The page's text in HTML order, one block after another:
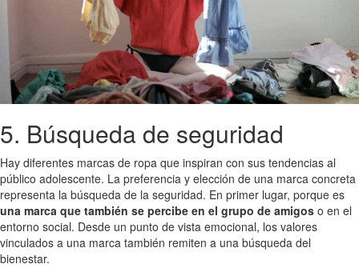
5. Búsqueda de seguridad
Hay diferentes marcas de ropa que inspiran con sus tendencias al
público adolescente. La preferencia y elección de una marca concreta
representa la búsqueda de la seguridad. En primer lugar, porque es
una marca que también se percibe en el grupo de amigos o en el
entorno social. Desde un punto de vista emocional, los valores
vinculados a una marca también remiten a una búsqueda del
bienestar.